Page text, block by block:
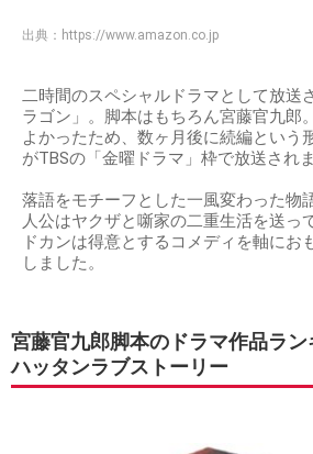
出典： https://www.amazon.co.jp
二時間のスペシャルドラマとして放送
ラゴン」。脚本はもちろん宮藤官九郎
よかったため、数ヶ月後に続編という
がTBSの「金曜ドラマ」枠で放送されま
落語をモチーフとした一風変わった物
人公はヤクザと噺家の二重生活を送っ
ドカンは得意とするコメディを軸にお
しました。
宮藤官九郎脚本のドラマ作品ラ
ハッタンラブストーリー